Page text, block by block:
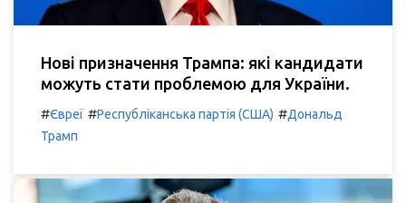
Нові призначення Трампа: які кандидати
можуть стати проблемою для України.
#Євреї #Республіканська партія (США) #Дональд
Трамп